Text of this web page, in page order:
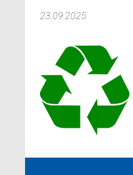
23.09.2025